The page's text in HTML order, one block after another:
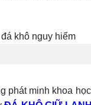
phát minh khoa